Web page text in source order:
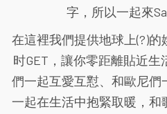
字，所以一起來
在這裡我們提供地球上(?)
时GET，讓你零距離貼近
們一起互愛互懟、和歐尼們
一起在生活中抱緊取暖，